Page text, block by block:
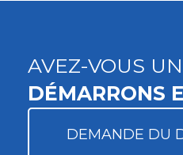
AVEZ-VOUS
DÉMARRONS
DEMANDE DU